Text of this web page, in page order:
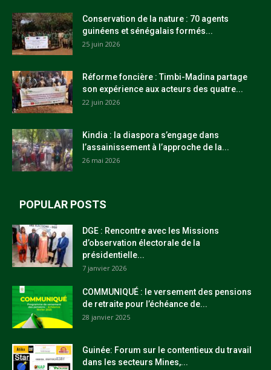
Conservation de la nature : 70 agents
guinéens et sénégalais formés...
25 juin 2026
Réforme foncière : Timbi-Madina partage
son expérience aux acteurs des quatre...
22 juin 2026
Kindia : la diaspora s’engage dans
l’assainissement à l’approche de la...
26 mai 2026
POPULAR POSTS
DGE : Rencontre avec les Missions
d’observation électorale de la
présidentielle...
7 janvier 2026
COMMUNIQUÉ : le versement des pensions
de retraite pour l’échéance de...
28 janvier 2025
Guinée: Forum sur le contentieux du travail
dans les secteurs Mines,...